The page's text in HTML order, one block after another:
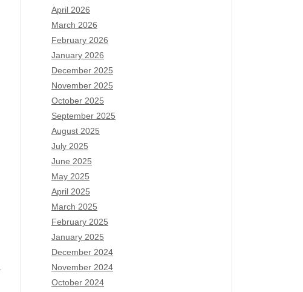
April 2026
March 2026
February 2026
January 2026
December 2025
November 2025
October 2025
September 2025
August 2025
July 2025
June 2025
May 2025
April 2025
March 2025
February 2025
January 2025
December 2024
November 2024
October 2024